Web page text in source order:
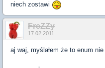
niech zostawi
FreZZy
17.02.2011
aj waj, myślałem że to enum